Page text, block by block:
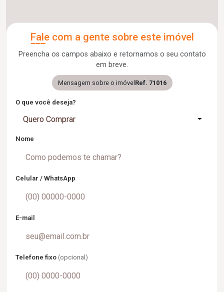
Fale com a gente sobre este imóvel
Preencha os campos abaixo e retornamos o seu contato
em breve.
Mensagem sobre o imóvelRef. 71016
O que você deseja?
Quero Comprar
Nome
Celular / WhatsApp
E-mail
Telefone fixo (opcional)